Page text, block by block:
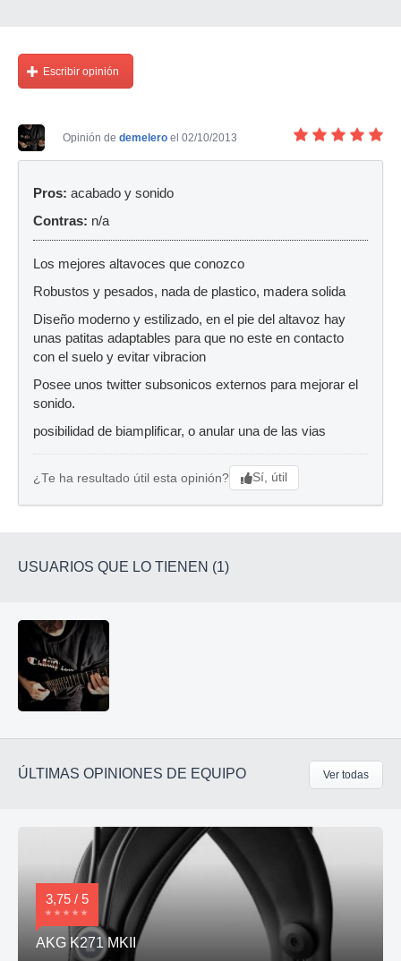
Escribir opinión
Opinión de demelero el 02/10/2013
Pros: acabado y sonido
Contras: n/a
Los mejores altavoces que conozco
Robustos y pesados, nada de plastico, madera solida
Diseño moderno y estilizado, en el pie del altavoz hay
unas patitas adaptables para que no este en contacto
con el suelo y evitar vibracion
Posee unos twitter subsonicos externos para mejorar el
sonido.
posibilidad de biamplificar, o anular una de las vias
¿Te ha resultado útil esta opinión? Sí, útil
USUARIOS QUE LO TIENEN (1)
ÚLTIMAS OPINIONES DE EQUIPO Ver todas
3,75 / 5
AKG K271 MKII